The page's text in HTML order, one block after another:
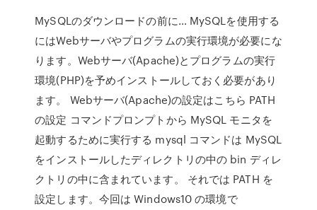
MySQLのダウンロードの前に… MySQLを使用する
にはWebサーバやプログラムの実行環境が必要にな
ります。Webサーバ(Apache)とプログラムの実行
環境(PHP)を予めインストールしておく必要があり
ます。 Webサーバ(Apache)の設定はこちら PATH
の設定 コマンドプロンプトから MySQL モニタを
起動するために実行する mysql コマンドは MySQL
をインストールしたディレクトリの中の bin ディレ
クトリの中に含まれています。 それでは PATH を
設定します。今回は Windows10 の環境で